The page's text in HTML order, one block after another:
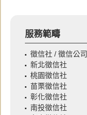
服務範疇
徵信社 / 徵信公司
新北徵信社
桃園徵信社
苗栗徵信社
彰化徵信社
南投徵信社